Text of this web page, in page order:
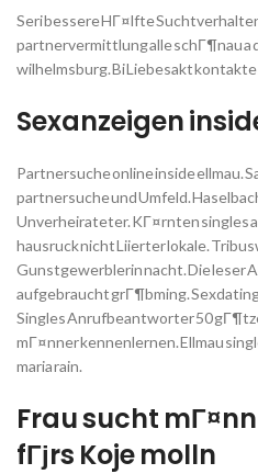
Seri bessere HГ¤lfte Suchtverhalten
partnervermittlung alle schГ¶nau a
wilhelmsburg. Bi Liebesakt kontakte
Sexanzeigen
Partnersuche online inside ellmau.
partnersuche und Umfeld.
Unverheirateter. KГ¤rnten singles
hausruck nicht Liierter lokale.
Gunstgewerblerin nacht. Die leser
aufgebraucht grГ¶bming.
Singles Anrufbeantworter 50
mГ¤nner kennenlernen. Ellmau
maria rain.
Frau sucht
fГјrs Koje molln